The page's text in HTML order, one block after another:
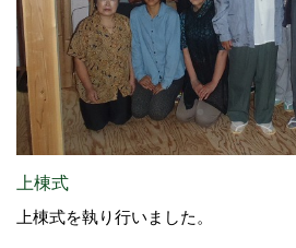
上棟式
上棟式を執り行いました。